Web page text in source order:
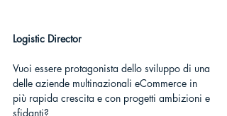
Logistic Director
Vuoi essere protagonista dello sviluppo di una
delle aziende multinazionali eCommerce in
più rapida crescita e con progetti ambizioni e
sfidanti?